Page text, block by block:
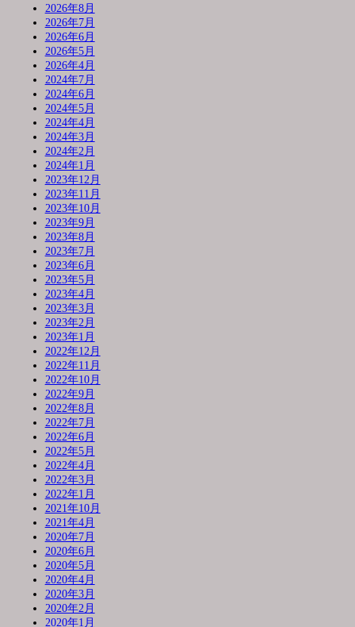
2026年8月
2026年7月
2026年6月
2026年5月
2026年4月
2024年7月
2024年6月
2024年5月
2024年4月
2024年3月
2024年2月
2024年1月
2023年12月
2023年11月
2023年10月
2023年9月
2023年8月
2023年7月
2023年6月
2023年5月
2023年4月
2023年3月
2023年2月
2023年1月
2022年12月
2022年11月
2022年10月
2022年9月
2022年8月
2022年7月
2022年6月
2022年5月
2022年4月
2022年3月
2022年1月
2021年10月
2021年4月
2020年7月
2020年6月
2020年5月
2020年4月
2020年3月
2020年2月
2020年1月